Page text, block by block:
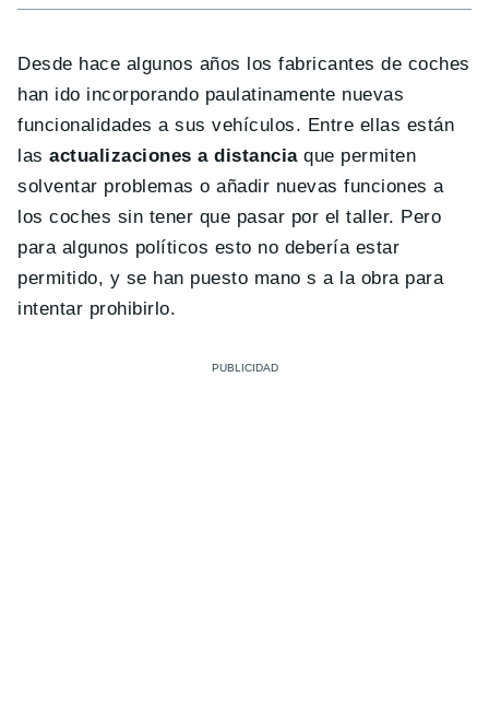
Desde hace algunos años los fabricantes de coches
han ido incorporando paulatinamente nuevas
funcionalidades a sus vehículos. Entre ellas están
las actualizaciones a distanciaque permiten
solventar problemas o añadir nuevas funciones a
los coches sin tener que pasar por el taller. Pero
para algunos políticos esto no debería estar
permitido, y se han puesto mano s a la obra para
intentar prohibirlo.